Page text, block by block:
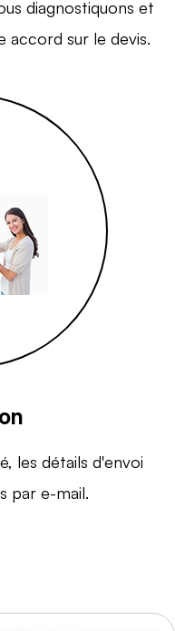
diagnostiquons et
accord sur le devis.
les détails d'envoi
par e-mail.